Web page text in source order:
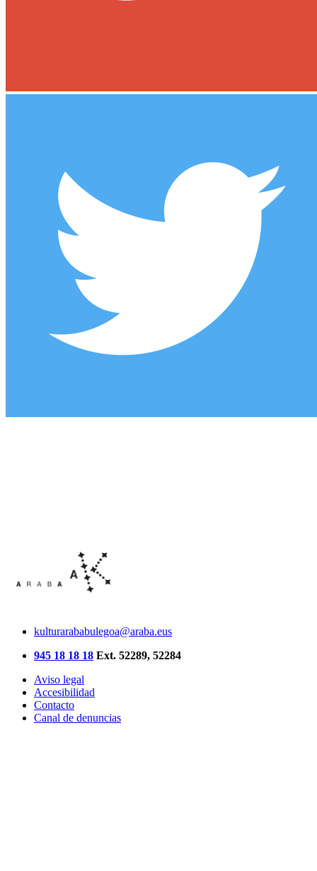
kulturarababulegoa@araba.eus
945 18 18 18 Ext. 52289, 52284
Aviso legal
Accesibilidad
Contacto
Canal de denuncias